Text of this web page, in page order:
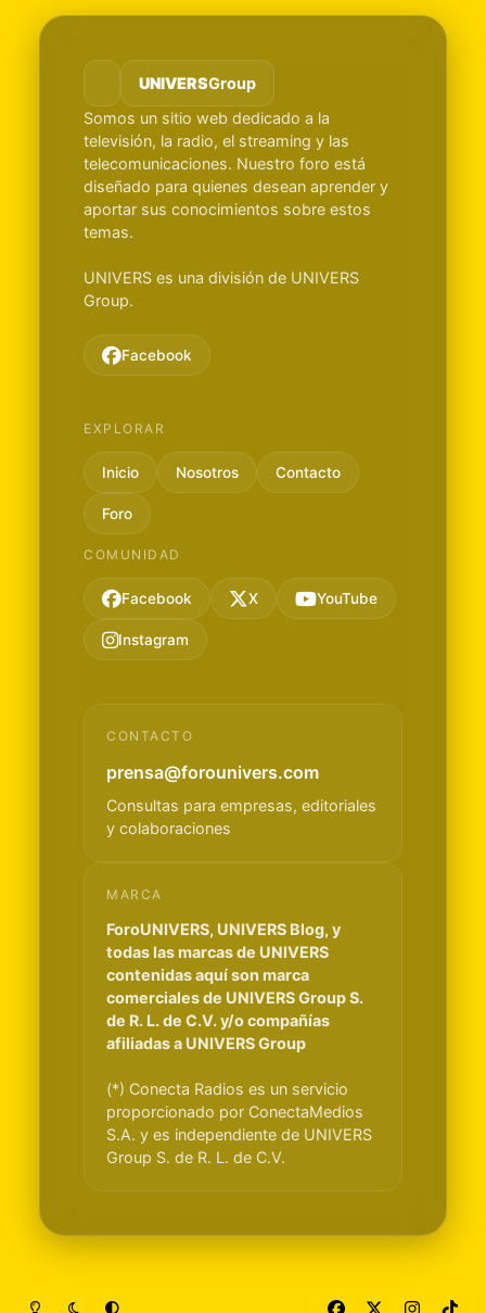
UNIVERSGroup
Somos un sitio web dedicado a la
televisión, la radio, el streaming y las
telecomunicaciones. Nuestro foro está
diseñado para quienes desean aprender y
aportar sus conocimientos sobre estos
temas.
UNIVERS es una división de UNIVERS
Group.
Facebook
EXPLORAR
Inicio Nosotros Contacto
Foro
COMUNIDAD
Facebook X YouTube
Instagram
CONTACTO
prensa@forounivers.com
Consultas para empresas, editoriales
y colaboraciones
MARCA
ForoUNIVERS, UNIVERS Blog, y
todas las marcas de UNIVERS
contenidas aquí son marca
comerciales de UNIVERS Group S.
de R. L. de C.V. y/o compañías
afiliadas a UNIVERS Group
(*) Conecta Radios es un servicio
proporcionado por ConectaMedios
S.A. y es independiente de UNIVERS
Group S. de R. L. de C.V.
Light ModeDark ModeSystem Preference